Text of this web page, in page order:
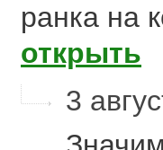
ранка на
открыть
3